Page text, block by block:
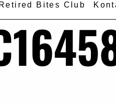
Retired Bites Club